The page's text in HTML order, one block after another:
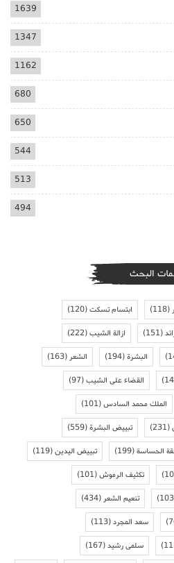
1639
1347
1162
680
650
544
513
494
البحث
(118) ابتسام تسكت(120)
(151) ازالة الشيب(222)
البشرة(194) الشعر(163)
القضاء على الشيب(97)
الملك محمد السادس(101)
(231) تبييض البشرة(559)
الحساسة(199) تبييض اليدين(119)
تكثيف الرموش(101)
تنعيم الشعر(434)
سعد المجرد(113)
سلمى رشيد(167)